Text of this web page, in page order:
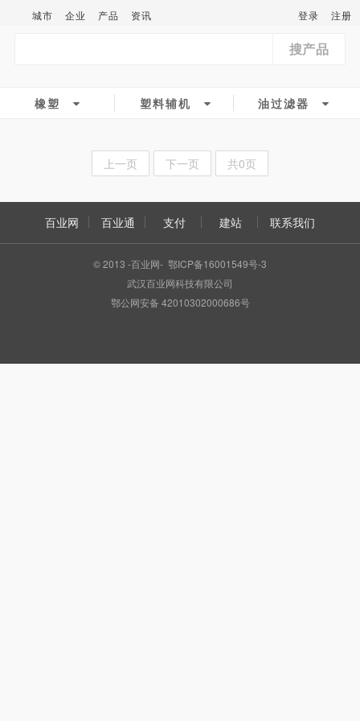
城市 企业 产品 资讯 登录 注册
搜产品
橡塑 塑料辅机 油过滤器
上一页 下一页 共0页
百业网 百业通 支付 建站 联系我们
© 2013 -百业网- 鄂ICP备16001549号-3
武汉百业网科技有限公司
鄂公网安备 42010302000686号